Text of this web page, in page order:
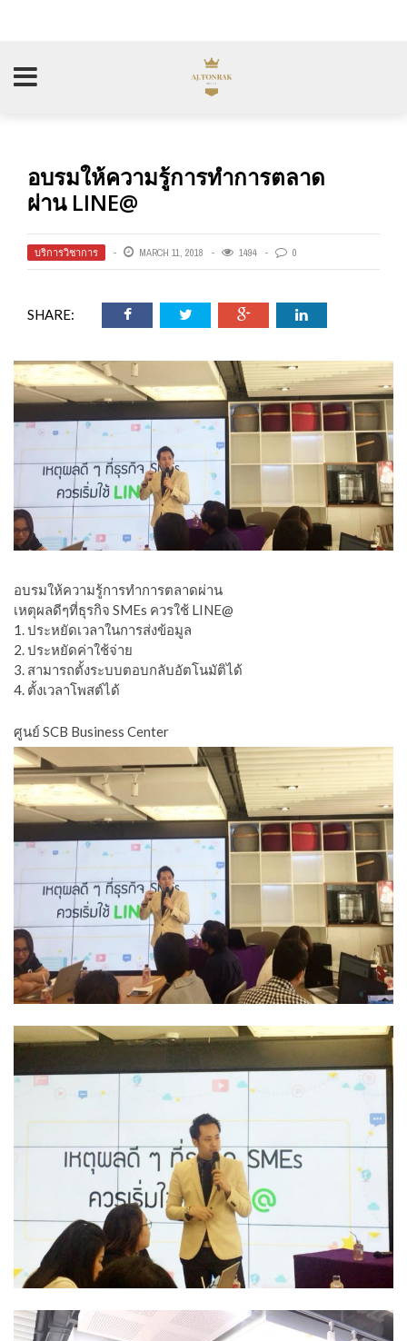
อบรมให้ความรู้การทำการตลาด
ผ่าน LINE@
บริการวิชาการ MARCH 11, 2018 1494 0
SHARE:
อบรมให้ความรู้การทำการตลาดผ่าน
เหตุผลดีๆที่ธุรกิจ SMEs ควรใช้ LINE@
1. ประหยัดเวลาในการส่งข้อมูล
2. ประหยัดค่าใช้จ่าย
3. สามารถตั้งระบบตอบกลับอัตโนมัติได้
4. ตั้งเวลาโพสต์ได้
ศูนย์ SCB Business Center